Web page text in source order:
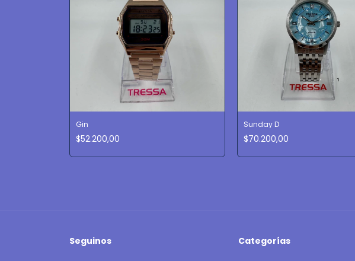
Gin
$52.200,00
Sunday D
$70.200,00
Seguinos Categorías